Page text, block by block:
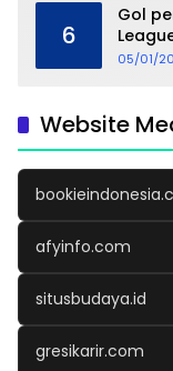
6
Gol
05/01/
Website
afyinfo.com
situsbudaya.id
gresikarir.com